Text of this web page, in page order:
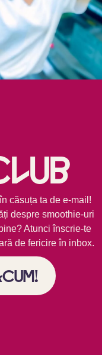
căsuța ta de e-mail!
despre smoothie-uri
Atunci înscrie-te
de fericire în inbox.